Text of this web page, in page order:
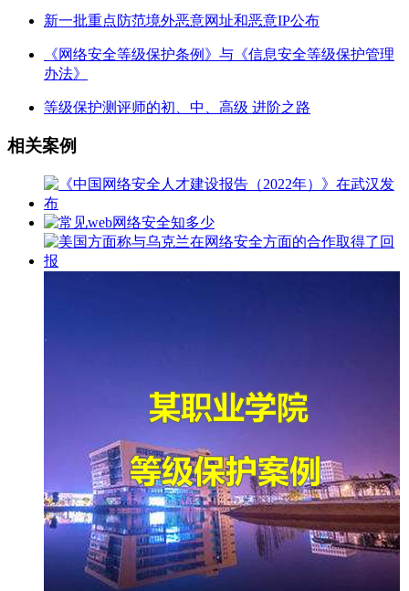
新一批重点防范境外恶意网址和恶意IP公布
《网络安全等级保护条例》与《信息安全等级保护管理
办法》
等级保护测评师的初、中、高级 进阶之路
相关案例